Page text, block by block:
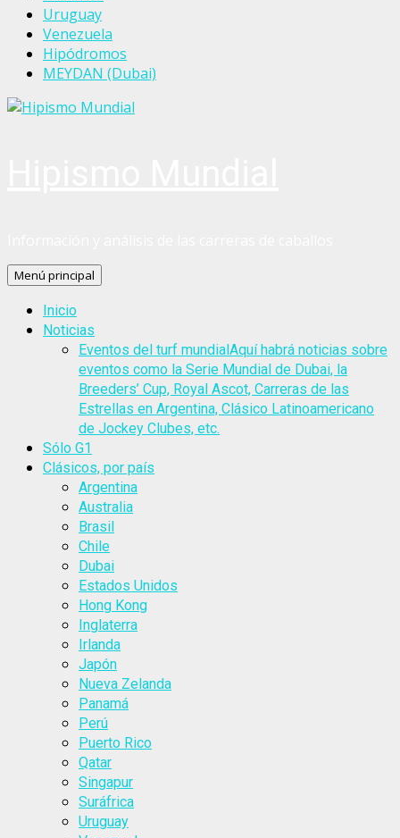
Uruguay
Venezuela
Hipódromos
MEYDAN (Dubai)
Menú principal
Inicio
Noticias
Eventos del turf mundialAquí habrá noticias sobre
eventos como la Serie Mundial de Dubai, la
Breeders’ Cup, Royal Ascot, Carreras de las
Estrellas en Argentina, Clásico Latinoamericano
de Jockey Clubes, etc.
Sólo G1
Clásicos, por país
Argentina
Australia
Brasil
Chile
Dubai
Estados Unidos
Hong Kong
Inglaterra
Irlanda
Japón
Nueva Zelanda
Panamá
Perú
Puerto Rico
Qatar
Singapur
Suráfrica
Uruguay